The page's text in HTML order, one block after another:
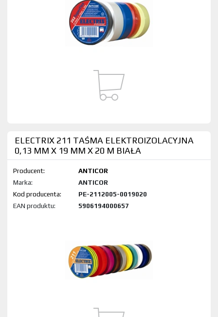
ELECTRIX 211 TAŚMA ELEKTROIZOLACYJNA
0,13 MM X 19 MM X 20 M BIAŁA
Producent:
ANTICOR
Marka:
ANTICOR
Kod produktu:
PE-2112005-0019020
EAN produktu:
5906194000657